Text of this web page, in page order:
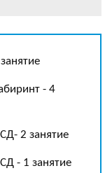
- 4
2 занятие
- 1 занятие